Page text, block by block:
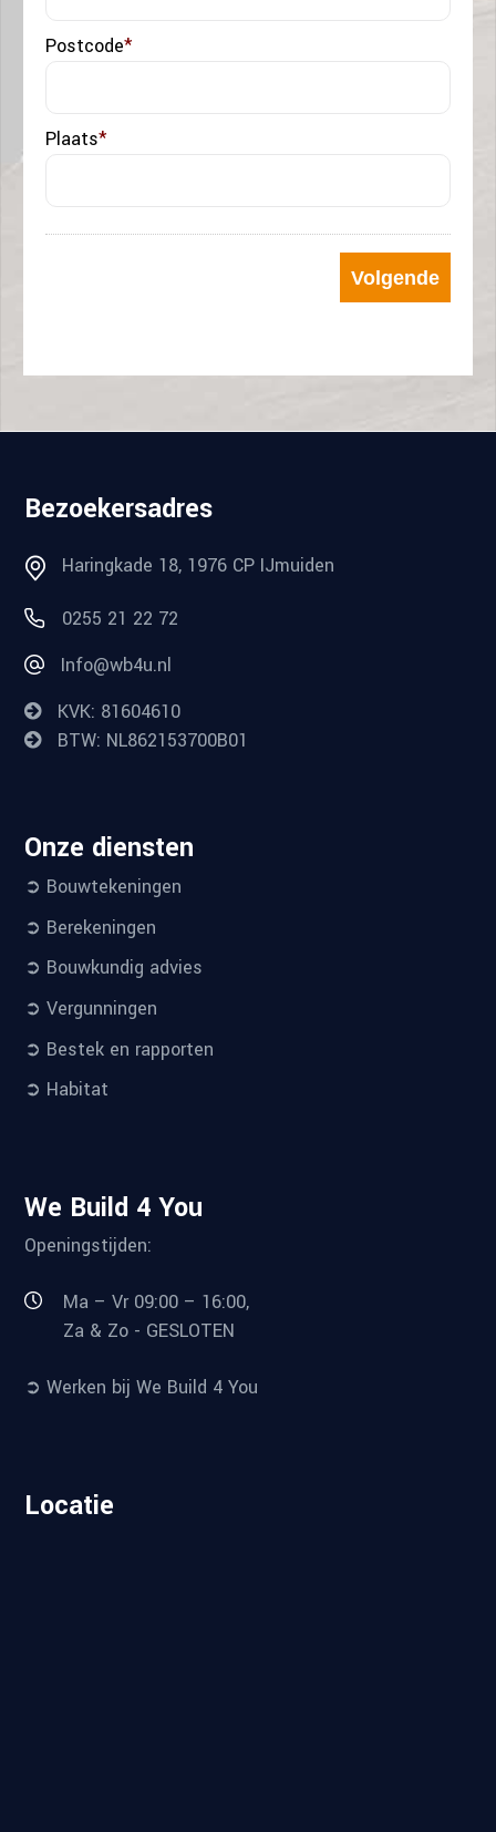
Postcode*
Plaats*
Bezoekersadres
Haringkade 18, 1976 CP IJmuiden
0255 21 22 72
Info@wb4u.nl
KVK: 81604610
BTW: NL862153700B01
Onze diensten
➲ Bouwtekeningen
➲ Berekeningen
➲ Bouwkundig advies
➲ Vergunningen
➲ Bestek en rapporten
➲ Habitat
We Build 4 You
Openingstijden:
Ma – Vr 09:00 – 16:00,
Za & Zo - GESLOTEN
➲ Werken bij We Build 4 You
Locatie